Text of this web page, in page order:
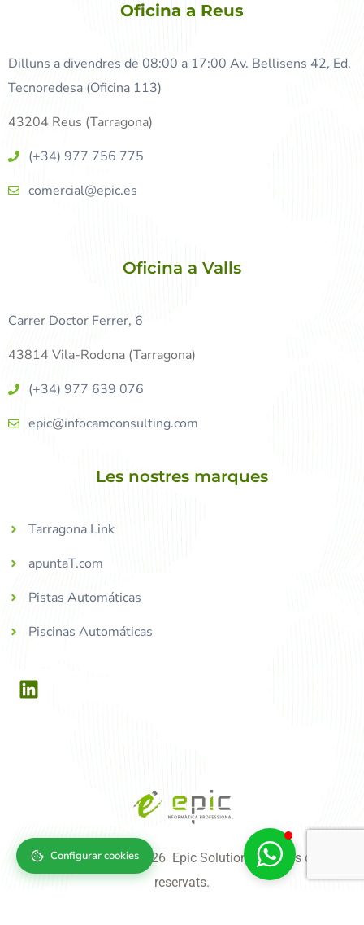
Oficina a Reus
Dilluns a divendres de 08:00 a 17:00 Av. Bellisens 42, Ed.
Tecnoredesa (Oficina 113)
43204 Reus (Tarragona)
(+34) 977 756 775
comercial@epic.es
Oficina a Valls
Carrer Doctor Ferrer, 6
43814 Vila-Rodona (Tarragona)
(+34) 977 639 076
epic@infocamconsulting.com
Les nostres marques
Tarragona Link
apuntaT.com
Pistas Automáticas
Piscinas Automáticas
Copyright © 2004-2026 Epic Solutions, tots els drets
reservats.
Configurar cookies